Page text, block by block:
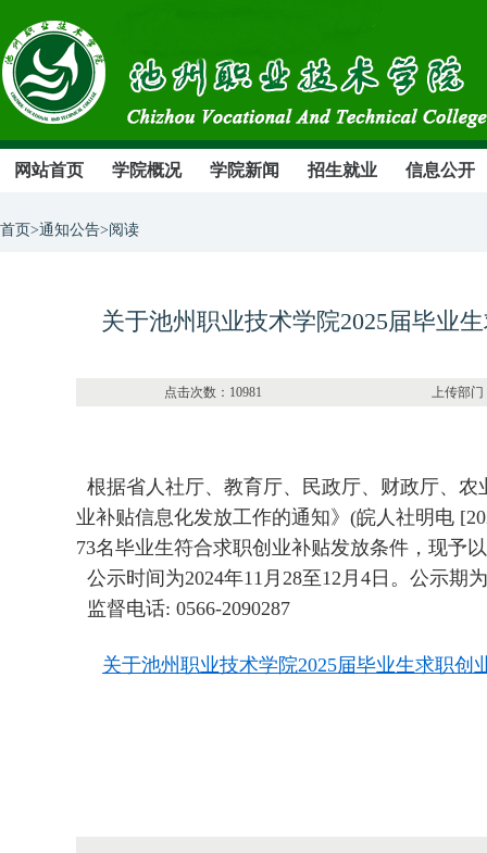
网站首页 学院概况 学院新闻 招生就业 信息公开
首页>通知公告>阅读
关于池州职业技术学院2025届毕业
点击次数：10981 上传部门：
根据省人社厅、教育厅、民政厅、财政厅、
业补贴信息化发放工作的通知》(皖人社明电
73名毕业生符合求职创业补贴发放条件，现予
公示时间为2024年11月28至12月4日。公示
监督电话: 0566-2090287
关于池州职业技术学院2025届毕业生求职